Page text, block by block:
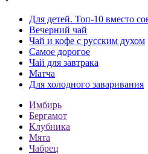
Для детей. Топ-10 вместо
Вечерний чай
Чай и кофе с русским духом
Самое дорогое
Чай для завтрака
Матча
Для холодного заваривания
Имбирь
Бергамот
Клубника
Мята
Чабрец